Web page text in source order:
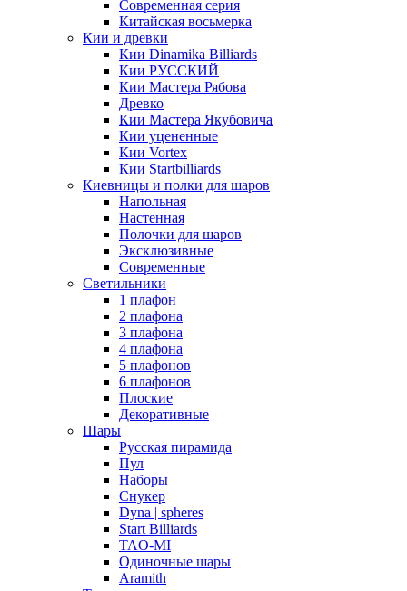
Современная серия
Китайская восьмерка
Кии и древки
Кии Dinamika Billiards
Кии РУССКИЙ
Кии Мастера Рябова
Древко
Кии Мастера Якубовича
Кии уцененные
Кии Vortex
Кии Startbilliards
Киевницы и полки для шаров
Напольная
Настенная
Полочки для шаров
Эксклюзивные
Современные
Светильники
1 плафон
2 плафона
3 плафона
4 плафона
5 плафонов
6 плафонов
Плоские
Декоративные
Шары
Русская пирамида
Пул
Наборы
Снукер
Dyna | spheres
Start Billiards
TAO-MI
Одиночные шары
Aramith